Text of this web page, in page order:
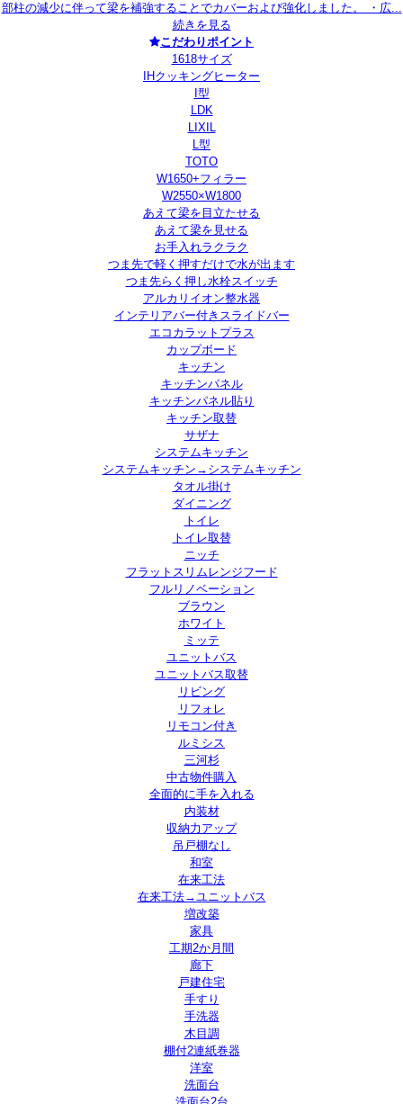
部柱の減少に伴って梁を補強することでカバーおよび強化しました。 ・広...
続きを見る
こだわりポイント
1618サイズ
IHクッキングヒーター
I型
LDK
LIXIL
L型
TOTO
W1650+フィラー
W2550×W1800
あえて梁を目立たせる
あえて梁を見せる
お手入れラクラク
つま先で軽く押すだけで水が出ます
つま先らく押し水栓スイッチ
アルカリイオン整水器
インテリアバー付きスライドバー
エコカラットプラス
カップボード
キッチン
キッチンパネル
キッチンパネル貼り
キッチン取替
サザナ
システムキッチン
システムキッチン→システムキッチン
タオル掛け
ダイニング
トイレ
トイレ取替
ニッチ
フラットスリムレンジフード
フルリノベーション
ブラウン
ホワイト
ミッテ
ユニットバス
ユニットバス取替
リビング
リフォレ
リモコン付き
ルミシス
三河杉
中古物件購入
全面的に手を入れる
内装材
収納力アップ
吊戸棚なし
和室
在来工法
在来工法→ユニットバス
増改築
家具
工期2か月間
廊下
戸建住宅
手すり
手洗器
木目調
棚付2連紙巻器
洋室
洗面台